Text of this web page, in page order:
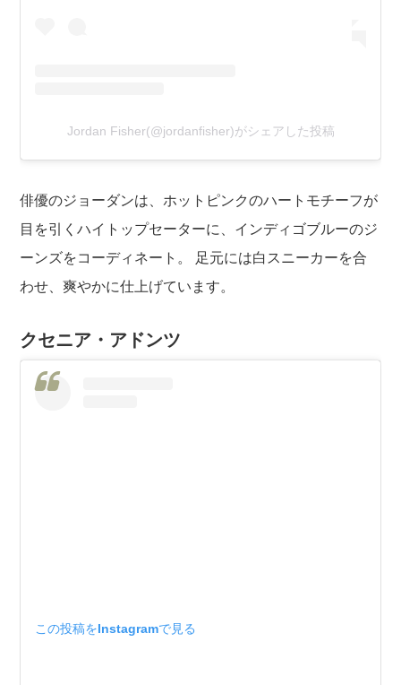
Jordan Fisher(@jordanfisher)がシェアした投稿
俳優のジョーダンは、ホットピンクのハートモチーフが
目を引くハイトップセーターに、インディゴブルーのジ
ーンズをコーディネート。 足元には白スニーカーを合
わせ、爽やかに仕上げています。
クセニア・アドンツ
この投稿をInstagramで見る